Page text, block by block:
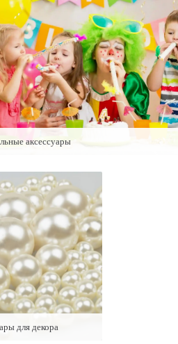
аксессуары
для декора